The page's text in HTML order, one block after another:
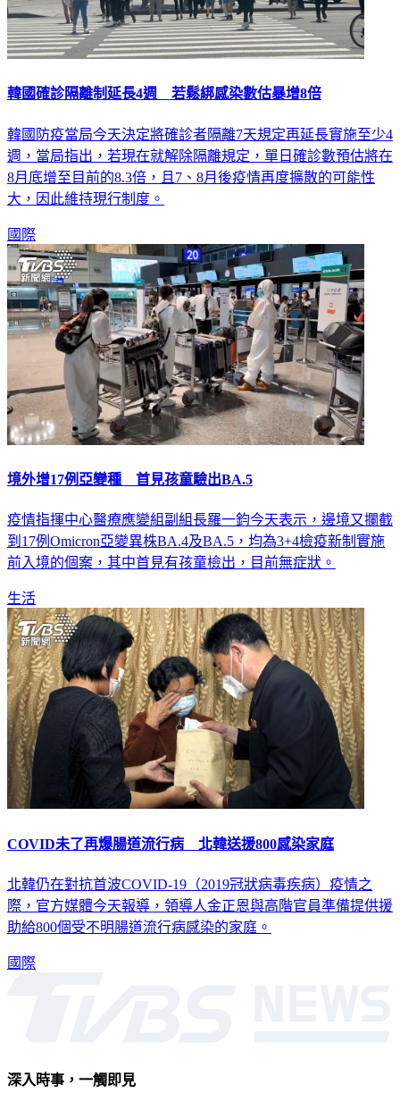
韓國確診隔離制延長4週 若鬆綁感染數估暴增8倍
韓國防疫當局今天決定將確診者隔離7天規定再延長實施至少4
週，當局指出，若現在就解除隔離規定，單日確診數預估將在
8月底增至目前的8.3倍，且7、8月後疫情再度擴散的可能性
大，因此維持現行制度。
國際
境外增17例亞變種 首見孩童驗出BA.5
疫情指揮中心醫療應變組副組長羅一鈞今天表示，邊境又攔截
到17例Omicron亞變異株BA.4及BA.5，均為3+4檢疫新制實施
前入境的個案，其中首見有孩童檢出，目前無症狀。
生活
COVID未了再爆腸道流行病 北韓送援800感染家庭
北韓仍在對抗首波COVID-19（2019冠狀病毒疾病）疫情之
際，官方媒體今天報導，領導人金正恩與高階官員準備提供援
助給800個受不明腸道流行病感染的家庭。
國際
深入時事，一觸即見